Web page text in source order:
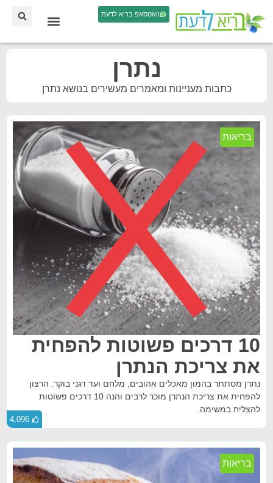
וואטסאפ בריא לדעת
נתרן
כתבות מעניינות ומאמרים מעשירים בנושא נתרן
בריאות
10 דרכים פשוטות להפחית
את צריכת הנתרן
נתרן מסתתר בהמון מאכלים אהובים, מלחם ועד דגני בוקר. הרצון
להפחית את צריכת הנתרן מוכר לרבים והנה 10 דרכים פשוטות
להצליח במשימה.
4,096
בריאות